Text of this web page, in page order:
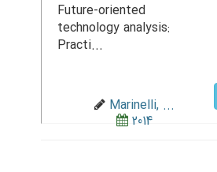
Future-oriented
technology analysis:
Practi...
Marinelli, ...
2014